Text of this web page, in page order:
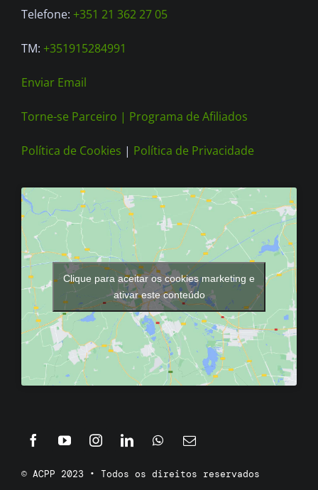
the
page
Telefone: +351 21 362 27 05
TM: +351915284991
Enviar Email
Torne-se Parceiro | Programa de Afiliados
Política de Cookies | Política de Privacidade
Clique para aceitar os cookies marketing e
ativar este conteúdo
© ACPP 2023 • Todos os direitos reservados